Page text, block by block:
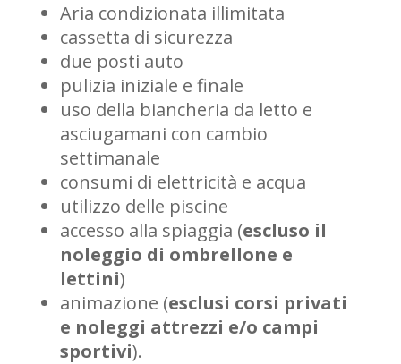
Aria condizionata illimitata
cassetta di sicurezza
due posti auto
pulizia iniziale e finale
uso della biancheria da letto e
asciugamani con cambio
settimanale
consumi di elettricità e acqua
utilizzo delle piscine
accesso alla spiaggia (escluso il
noleggio di ombrellone e
lettini)
animazione (esclusi corsi privati
e noleggi attrezzi e/o campi
sportivi).